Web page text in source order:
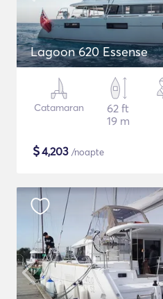
Lagoon 620 Essense
Catamaran
62 ft
19 m
$4,203 /noapte